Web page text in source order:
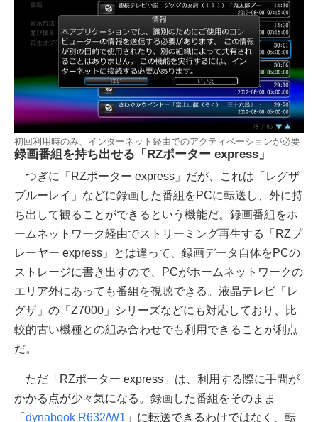
初回利用時のみ、インターネット経由でのアクティベーションが必要
録画番組を持ち出せる「RZポーター express」
つぎに「RZポーター express」だが、これは「レグザ
ブルーレイ」などに録画した番組をPCに転送し、外に持
ち出して観ることができるという機能だ。録画番組をホ
ームネットワーク経由でストリーミング再生する「RZプ
レーヤー express」とは違って、録画データ自体をPCの
ストレージに書き出すので、PCがホームネットワークの
エリア外にあっても番組を視聴できる。液晶テレビ「レ
グザ」の「Z7000」シリーズなどにも対応しており、比
較的古い機種との組み合わせでも利用できることが利点
だ。
ただ「RZポーター express」は、利用する際に手間が
かかる点が少々気になる。録画した番組をそのまま
「 dynabook R632/W1 」に転送できるわけではなく、転